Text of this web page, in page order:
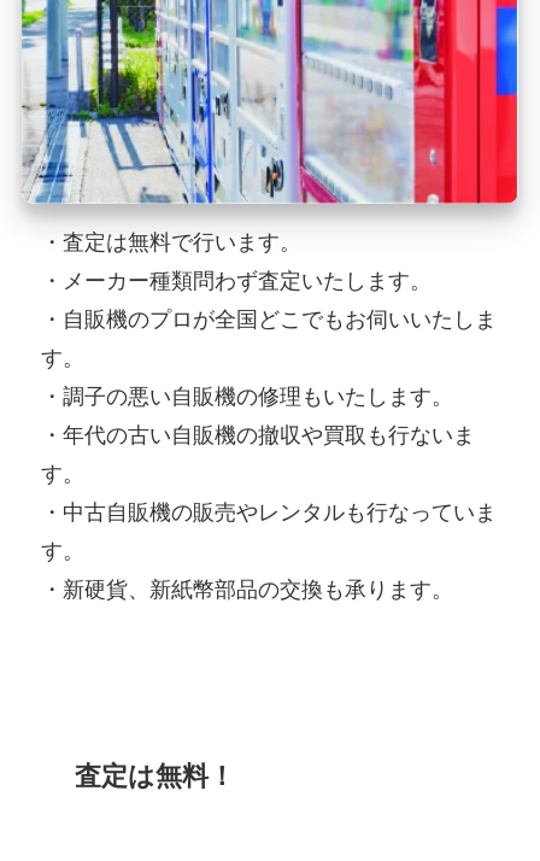
・査定は無料で行います。
・メーカー種類問わず査定いたします。
・自販機のプロが全国どこでもお伺いいたしま
す。
・調子の悪い自販機の修理もいたします。
・年代の古い自販機の撤収や買取も行ないま
す。
・中古自販機の販売やレンタルも行なっていま
す。
・新硬貨、新紙幣部品の交換も承ります。
査定は無料！